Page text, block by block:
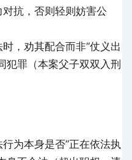
抗，否则轻则妨害公
，劝其配合而非”仗义出
犯罪（本案父子双双入刑
为本身是否”正在依法执